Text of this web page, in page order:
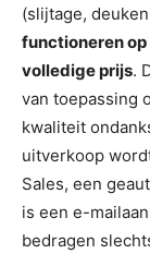
(slijtage,
functioneren
volledige prijs.
van toepassing
kwaliteit
uitverkoop
Sales, een
is een e-
bedragen